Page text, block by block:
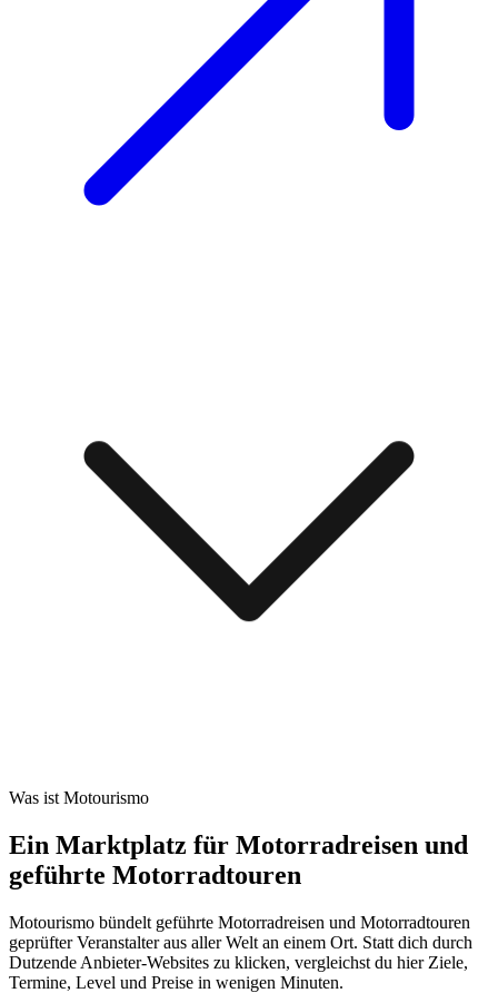
Was ist Motourismo
Ein Marktplatz für Motorradreisen und
geführte Motorradtouren
Motourismo bündelt geführte Motorradreisen und Motorradtouren
geprüfter Veranstalter aus aller Welt an einem Ort. Statt dich durch
Dutzende Anbieter-Websites zu klicken, vergleichst du hier Ziele,
Termine, Level und Preise in wenigen Minuten.